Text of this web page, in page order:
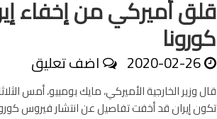
قلق أميركي من إخفاء
كورونا
2020-02-26 اضف تعليق
قال وزير الخارجية الأميركي، مايك بومبيو، أمس
تكون إيران قد أخفت تفاصيل عن انتشار فيروس